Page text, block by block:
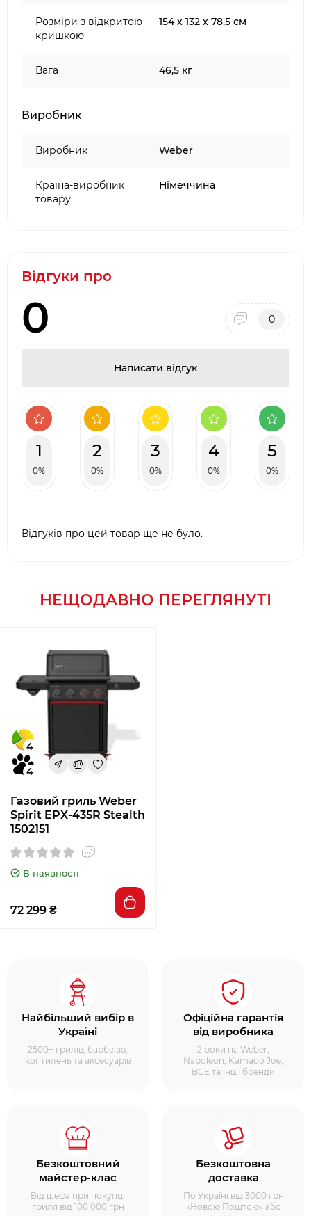
Розміри з відкритою
кришкою
154 x 132 x 78,5 см
Вага 46,5 кг
Виробник
Виробник Weber
Країна-виробник
товару
Німеччина
Відгуки про
0 0
Написати відгук
1
0%
2
0%
3
0%
4
0%
5
0%
Відгуків про цей товар ще не було.
НЕЩОДАВНО ПЕРЕГЛЯНУТІ
4
4
Газовий гриль Weber
Spirit EPX-435R Stealth
1502151
В наявності
72 299 ₴
Найбільший вибір в
Україні
2500+ грилів, барбекю,
коптилень та аксесуарів
Офіційна гарантія
від виробника
2 роки на Weber,
Napoleon, Kamado Joe,
BGE та інші бренди
Безкоштовний
майстер-клас
Від шефа при покупці
гриля від 100 000 грн
Безкоштовна
доставка
По Україні від 3000 грн
«Новою Поштою» або